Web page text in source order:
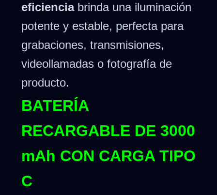
eficienciabrinda una iluminación
potente y estable, perfecta para
grabaciones, transmisiones,
videollamadas o fotografía de
producto.
BATERÍA
RECARGABLE DE 3000
mAh CON CARGA TIPO
C